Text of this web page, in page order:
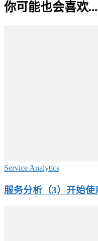
你可能也会喜欢...
Service Analytics
服务分析（3）开始